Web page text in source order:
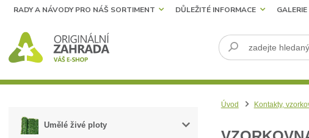
RADY A NÁVODY PRO NÁŠ SORTIMENT DŮLEŽITÉ INFORMACE
Umělé živé ploty
Úvod Kontakty,